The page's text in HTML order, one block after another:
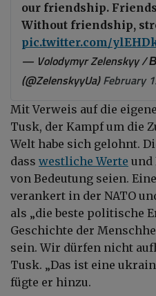
our friendship.
Without friendship,
pic.twitter.com/
— Volodymyr Zelenskyy
(@ZelenskyyUa)February
Mit Verweis auf die
Tusk, der Kampf um die
Welt habe sich gelohnt.
dass westliche Werte
von Bedeutung seien.
verankert in der NATO
als „die beste politische
Geschichte der
sein. Wir dürfen nicht
Tusk. „Das ist eine
fügte er hinzu.